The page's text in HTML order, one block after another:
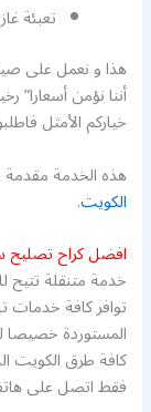
تعبئة
هذا و نعمل على
أننا نؤمن أسعارا”
خياركم الأمثل
هذه الخدمة مقدمة
الكويت.
افضل كراح تصليح
خدمة متنقلة تتيح
توافر كافة خدمات
كافة طرق الكويت
فقط اتصل على هاتف 99007366 نصلك